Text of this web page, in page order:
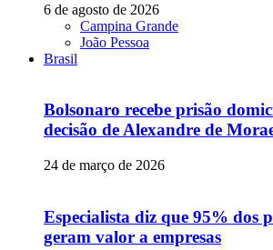
6 de agosto de 2026
Campina Grande
João Pessoa
Brasil
Bolsonaro recebe prisão
decisão de Alexandre de
24 de março de 2026
Especialista diz que 95% dos
geram valor a empresas